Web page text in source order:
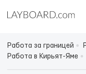
Работа за границей
Работа в Кирьят-Яме